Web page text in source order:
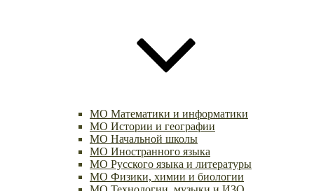
МО Математики и информатики
МО Истории и географии
МО Начальной школы
МО Иностранного языка
МО Русского языка и литературы
МО Физики, химии и биологии